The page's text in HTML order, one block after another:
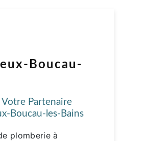
Boucau-
Votre Partenaire
Boucau-les-Bains
plomberie à